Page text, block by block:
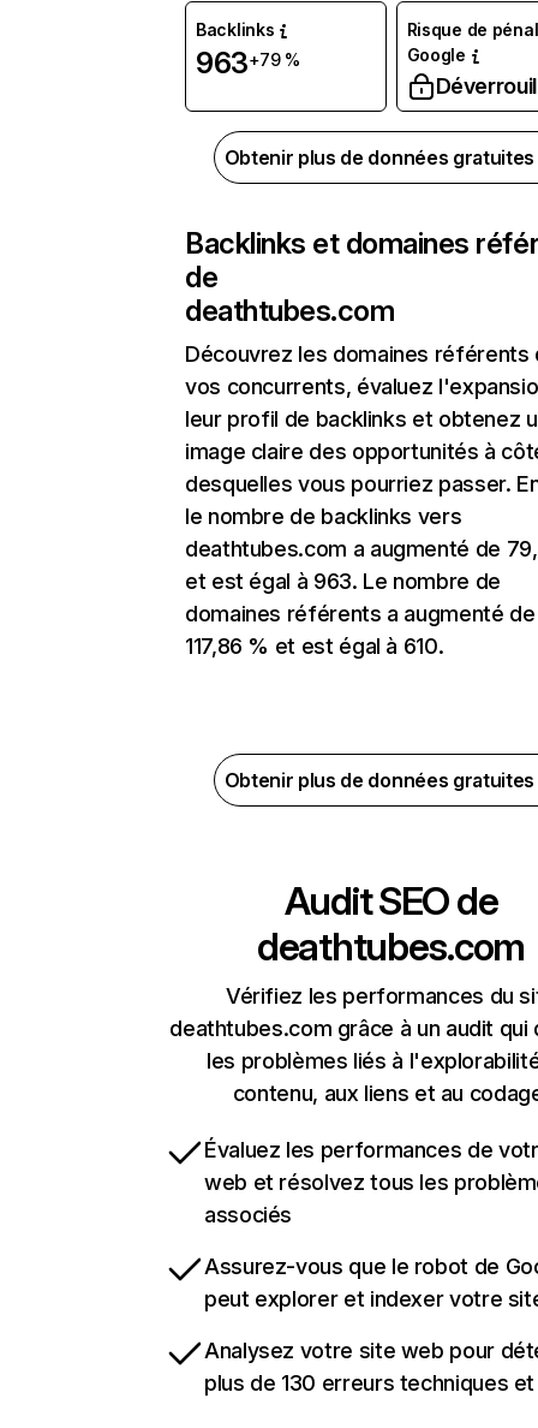
Backlinks
963+79 %
Risque de
Google
Obtenir plus de données
Backlinks et domaines
de
deathtubes.com
Découvrez les domaines référents
vos concurrents, évaluez
leur profil de backlinks et obtenez
image claire des opportunités à
desquelles vous pourriez passer.
le nombre de backlinks vers
deathtubes.com a augmenté de
et est égal à 963. Le nombre de
domaines référents a augmenté de
117,86 % et est égal à 610.
Obtenir plus de données
Audit SEO de
deathtubes.com
Vérifiez les performances du
deathtubes.com grâce à un audit
les problèmes liés à
contenu, aux liens et au
Évaluez les performances de
web et résolvez tous les
associés
Assurez-vous que le robot de
peut explorer et indexer votre
Analysez votre site web pour
plus de 130 erreurs techniques et